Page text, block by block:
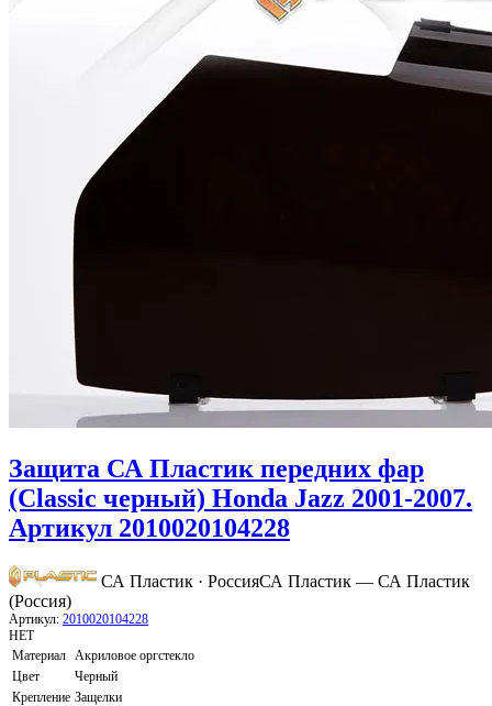
Защита СА Пластик передних фар
(Classic черный) Honda Jazz 2001-2007.
Артикул 2010020104228
СА Пластик · РоссияСА Пластик — СА Пластик
(Россия)
Артикул: 2010020104228
НЕТ
Материал Акриловое оргстекло
Цвет
Черный
Крепление Защелки